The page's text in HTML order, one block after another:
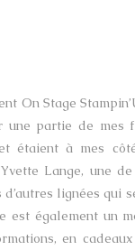
On Stage
une partie de mes
étaient à mes
Lange, une
lignées qui
est également un
en